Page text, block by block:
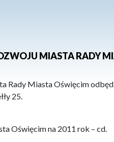
MIASTA RADY
Rady Miasta Oświęcim
25.
Oświęcim na 2011 rok – cd.